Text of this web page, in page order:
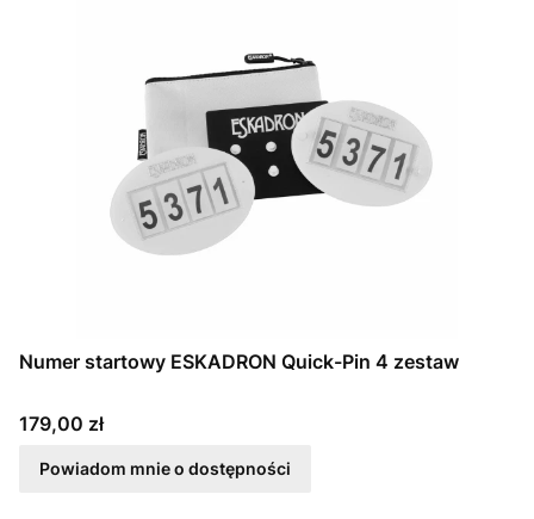
Numer startowy ESKADRON Quick-Pin 4 zestaw
Cena
179,00 zł
Powiadom mnie o dostępności